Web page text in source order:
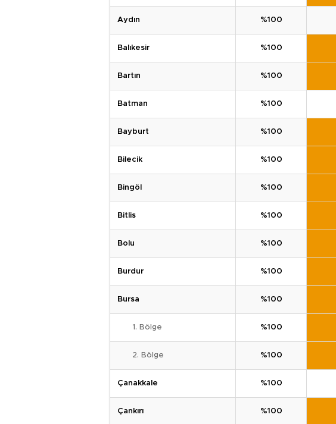
Aydın %100
Balıkesir %100
Bartın %100
Batman %100
Bayburt %100
Bilecik %100
Bingöl %100
Bitlis %100
Bolu %100
Burdur %100
Bursa %100
1. Bölge %100
2. Bölge %100
Çanakkale %100
Çankırı %100